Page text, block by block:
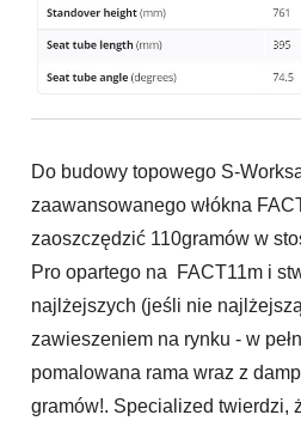
Do budowy topowego S-
zaawansowanego włókna
zaoszczędzić 110gramów w
Pro opartego na FACT11m i
najlżejszych (jeśli nie
zawieszeniem na rynku - w
pomalowana rama wraz z
gramów!. Specialized twierdzi,